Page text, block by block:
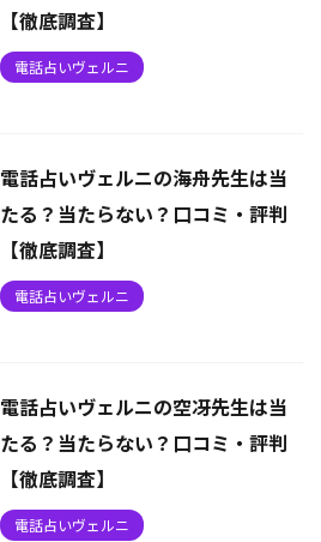
【徹底調査】
電話占いヴェルニ
電話占いヴェルニの海舟先生は当
たる？当たらない？口コミ・評判
【徹底調査】
電話占いヴェルニ
電話占いヴェルニの空冴先生は当
たる？当たらない？口コミ・評判
【徹底調査】
電話占いヴェルニ